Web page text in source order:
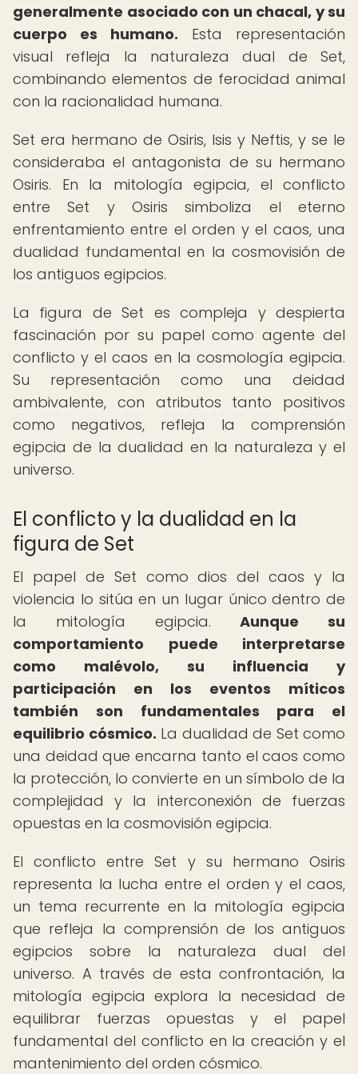
generalmente asociado con un chacal, y su
cuerpo es humano. Esta representación
visual refleja la naturaleza dual de Set,
combinando elementos de ferocidad animal
con la racionalidad humana.
Set era hermano de Osiris, Isis y Neftis, y se le
consideraba el antagonista de su hermano
Osiris. En la mitología egipcia, el conflicto
entre Set y Osiris simboliza el eterno
enfrentamiento entre el orden y el caos, una
dualidad fundamental en la cosmovisión de
los antiguos egipcios.
La figura de Set es compleja y despierta
fascinación por su papel como agente del
conflicto y el caos en la cosmología egipcia.
Su representación como una deidad
ambivalente, con atributos tanto positivos
como negativos, refleja la comprensión
egipcia de la dualidad en la naturaleza y el
universo.
El conflicto y la dualidad en la
figura de Set
El papel de Set como dios del caos y la
violencia lo sitúa en un lugar único dentro de
la mitología egipcia.Aunque su
comportamiento puede interpretarse
como malévolo, su influencia y
participación en los eventos míticos
también son fundamentales para el
equilibrio cósmico. La dualidad de Set como
una deidad que encarna tanto el caos como
la protección, lo convierte en un símbolo de la
complejidad y la interconexión de fuerzas
opuestas en la cosmovisión egipcia.
El conflicto entre Set y su hermano Osiris
representa la lucha entre el orden y el caos,
un tema recurrente en la mitología egipcia
que refleja la comprensión de los antiguos
egipcios sobre la naturaleza dual del
universo. A través de esta confrontación, la
mitología egipcia explora la necesidad de
equilibrar fuerzas opuestas y el papel
fundamental del conflicto en la creación y el
mantenimiento del orden cósmico.